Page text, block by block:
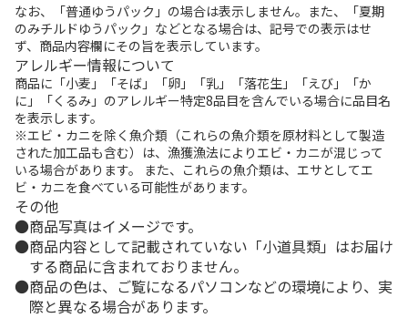
なお、「普通ゆうパック」の場合は表示しません。また、「夏期
のみチルドゆうパック」などとなる場合は、記号での表示はせ
ず、商品内容欄にその旨を表示しています。
アレルギー情報について
商品に「小麦」「そば」「卵」「乳」「落花生」「えび」「か
に」「くるみ」のアレルギー特定8品目を含んでいる場合に品目名
を表示します。
※エビ・カニを除く魚介類（これらの魚介類を原材料として製造
された加工品も含む）は、漁獲漁法によりエビ・カニが混じって
いる場合があります。 また、これらの魚介類は、エサとしてエ
ビ・カニを食べている可能性があります。
その他
商品写真はイメージです。
商品内容として記載されていない「小道具類」はお届け
する商品に含まれておりません。
商品の色は、ご覧になるパソコンなどの環境により、実
際と異なる場合があります。